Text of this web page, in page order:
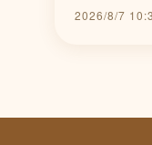
2026/8/7